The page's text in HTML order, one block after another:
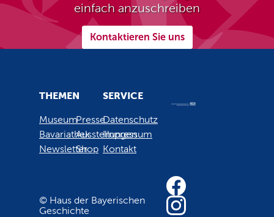
einfach anzuschreiben
Kontaktieren Sie uns
THEMEN
Museum
Bavariathek
Newsletter
Presse
Ausstellungen
Shop
SERVICE
Datenschutz
Impressum
Kontakt
© Haus der Bayerischen
Geschichte